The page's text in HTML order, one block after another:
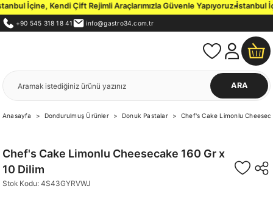
İçine, Kendi Çift Rejimli Araçlarımızla Güvenle Yapıyoruz.İstanbul İçi
+90 545 318 18 41 info@gastro34.com.tr
ARA
Anasayfa Dondurulmuş Ürünler Donuk Pastalar Chef's Cake Limonlu
Chef's Cake Limonlu Cheesecake 160 Gr x
10 Dilim
Stok Kodu: 4S43GYRVWJ